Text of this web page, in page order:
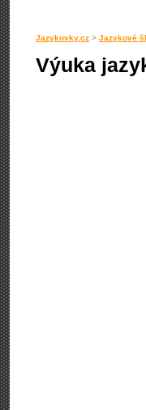
Jazykovky.cz > Jazykové
Výuka